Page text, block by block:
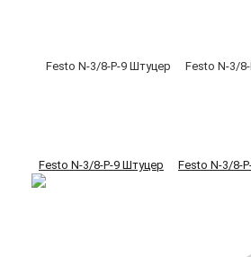
Festo N-3/8-P-9 Штуцер Festo N-3/8-